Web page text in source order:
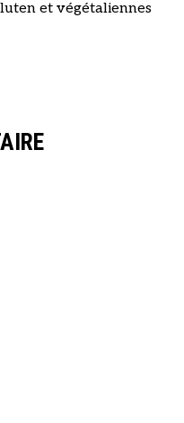
et végétaliennes